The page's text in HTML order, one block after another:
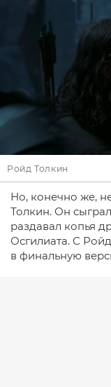
Ройд Толкин
Но, конечно же,
Толкин. Он
раздавал копья
Осгилиата. С
в финальную